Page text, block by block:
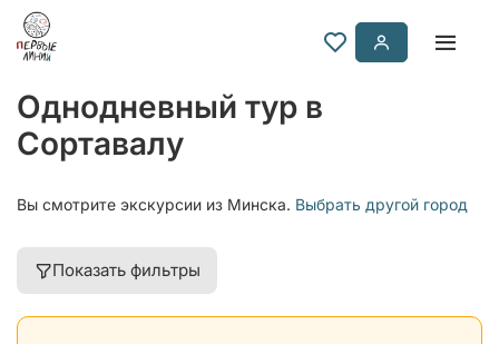
Однодневный тур в
Сортавалу
Вы смотрите экскурсии из Минска. Выбрать другой город
Показать фильтры